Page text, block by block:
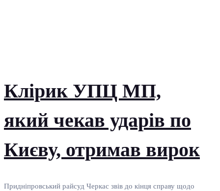
Клірик УПЦ МП,
який чекав ударів по
Києву, отримав вирок
Придніпровський райсуд Черкас звів до кінця справу щодо